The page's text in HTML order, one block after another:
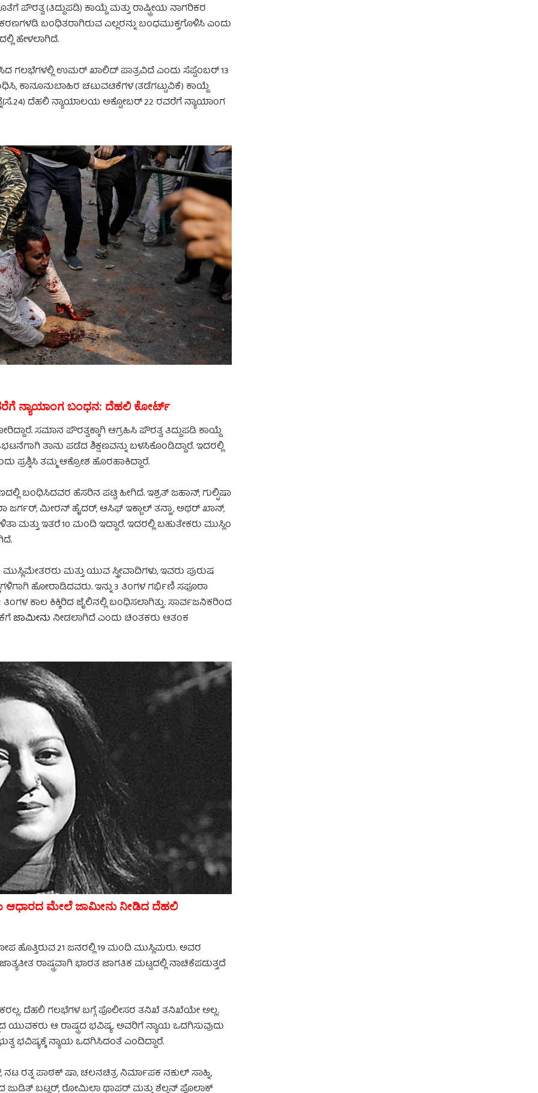
(ತಿದ್ದುಪಡಿ) ಕಾಯ್ದೆ ಮತ್ತು ರಾಷ್ಟ್ರೀಯ ನಾಗರಿಕರ
ಬಂಧಿತರಾಗಿರುವ ಎಲ್ಲರನ್ನು ಬಂಧಮುಕ್ತಗೊಳಿಸಿ ಎಂದು
ಹೇಳಲಾಗಿದೆ.
ಗಲಭೆಗಳಲ್ಲಿ ಉಮರ್ ಖಾಲಿದ್‌ ಪಾತ್ರವಿದೆ ಎಂದು ಸೆಪ್ಟೆಂಬರ್ 13
ಕಾನೂನುಬಾಹಿರ ಚಟುವಟಿಕೆಗಳ (ತಡೆಗಟ್ಟುವಿಕೆ) ಕಾಯ್ದೆ
ದೆಹಲಿ ನ್ಯಾಯಾಲಯ ಅಕ್ಟೋಬರ್ 22 ರವರೆಗೆ ನ್ಯಾಯಾಂಗ
ನ್ಯಾಯಾಂಗ ಬಂಧನ: ದೆಹಲಿ ಕೋರ್ಟ್
ಸಮಾನ ಪೌರತ್ವಕ್ಕಾಗಿ ಆಗ್ರಹಿಸಿ ಪೌರತ್ವ ತಿದ್ದುಪಡಿ ಕಾಯ್ದೆ
ತಾನು ಪಡೆದ ಶಿಕ್ಷಣವನ್ನು ಬಳಸಿಕೊಂಡಿದ್ದಾರೆ. ಇದರಲ್ಲಿ
ತಮ್ಮ ಆಕ್ರೋಶ ಹೊರಹಾಕಿದ್ದಾರೆ.
ಬಂಧಿಸಿದವರ ಹೆಸರಿನ ಪಟ್ಟಿ ಹೀಗಿದೆ. ಇಶ್ರತ್ ಜಹಾನ್, ಗುಲ್ಫಿಷಾ
ಮೀರನ್ ಹೈದರ್, ಆಸಿಫ್ ಇಕ್ಬಾಲ್ ತನ್ಹಾ, ಅಥರ್ ಖಾನ್,
ಇತರೆ 10 ಮಂದಿ ಇದ್ದಾರೆ. ಇದರಲ್ಲಿ ಬಹುತೇಕರು ಮುಸ್ಲಿಂ
ಮತ್ತು ಯುವ ಸ್ತ್ರೀವಾದಿಗಳು, ಇವರು ಪುರುಷ
ಹೋರಾಡಿದವರು. ಇನ್ನು 3 ತಿಂಗಳ ಗರ್ಭಿಣಿ ಸಫೂರಾ
ಕಾಲ ಕಿಕ್ಕಿರಿದ ಜೈಲಿನಲ್ಲಿ ಬಂಧಿಸಲಾಗಿತ್ತು. ಸಾರ್ವಜನಿಕರಿಂದ
ಜಾಮೀನು ನೀಡಲಾಗಿದೆ ಎಂದು ಚಿಂತಕರು ಆತಂಕ
ಮೇಲೆ ಜಾಮೀನು ನೀಡಿದ ದೆಹಲಿ
ಹೊತ್ತಿರುವ 21 ಜನರಲ್ಲಿ 19 ಮಂದಿ ಮುಸ್ಲಿಮರು. ಅವರ
ರಾಷ್ಟ್ರವಾಗಿ ಭಾರತ ಜಾಗತಿಕ ಮಟ್ಟದಲ್ಲಿ ನಾಚಿಕೆಪಡುತ್ತದೆ
ದೆಹಲಿ ಗಲಭೆಗಳ ಬಗ್ಗೆ ಪೊಲೀಸರ ತನಿಖೆ ತನಿಖೆಯೇ ಅಲ್ಲ.
ಯುವಕರು ಆ ರಾಷ್ಟ್ರದ ಭವಿಷ್ಯ. ಅವರಿಗೆ ನ್ಯಾಯ ಒದಗಿಸುವುದು
ಭವಿಷ್ಯಕ್ಕೆ ನ್ಯಾಯ ಒದಗಿಸಿದಂತೆ ಎಂದಿದ್ದಾರೆ.
ರತ್ನ ಪಾಠಕ್ ಷಾ, ಚಲನಚಿತ್ರ ನಿರ್ಮಾಪಕ ನಕುಲ್ ಸಾಹ್ನಿ,
ಜುಡಿತ್ ಬಟ್ಲರ್, ರೋಮಿಲಾ ಥಾಪರ್ ಮತ್ತು ಶೆಲ್ಡನ್ ಪೊಲಾಕ್